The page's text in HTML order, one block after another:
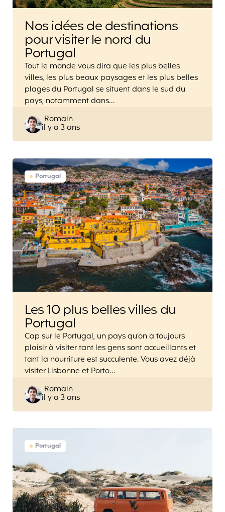
Nos idées de destinations
pour visiter le nord du
Portugal
Tout le monde vous dira que les plus belles
villes, les plus beaux paysages et les plus belles
plages du Portugal se situent dans le sud du
pays, notamment dans…
Posted
by
Romain
il y a 3 ans
Portugal
Les 10 plus belles villes du
Portugal
Cap sur le Portugal, un pays qu’on a toujours
plaisir à visiter tant les gens sont accueillants et
tant la nourriture est succulente. Vous avez déjà
visiter Lisbonne et Porto…
Posted
by
Romain
il y a 3 ans
Portugal